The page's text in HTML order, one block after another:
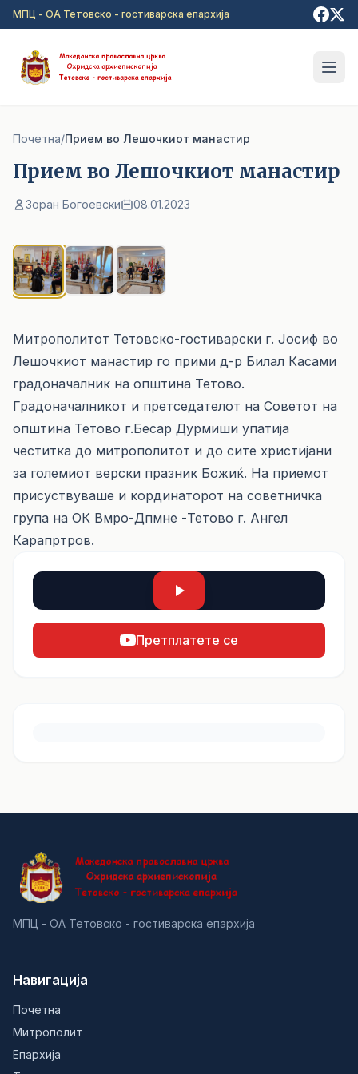
Прејди на главна содржина
МПЦ - ОА Тетовско - гостиварска епархија
Почетна/Прием во Лешочкиот манастир
Прием во Лешочкиот манастир
Зоран Богоевски 08.01.2023
Митрополитот Тетовско-гостиварски г. Јосиф во
Лешочкиот манастир го прими д-р Билал Касами
градоначалник на општина Тетово.
Градоначалникот и претседателот на Советот на
општина Тетово г.Бесар Дурмиши упатија
честитка до митрополитот и до сите христијани
за големиот верски празник Божиќ. На приемот
присуствуваше и кординаторот на советничка
група на ОК Вмро-Дпмне -Тетово г. Ангел
Карапртров.
Претплатете се
МПЦ - ОА Тетовско - гостиварска епархија
Навигација
Почетна
Митрополит
Епархија